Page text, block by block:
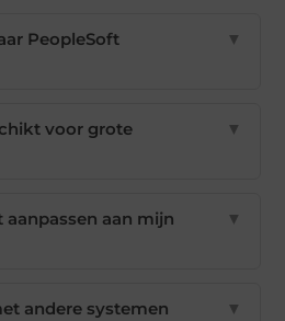
PeopleSoft
▼
voor grote
▼
aanpassen aan mijn
▼
andere systemen
▼